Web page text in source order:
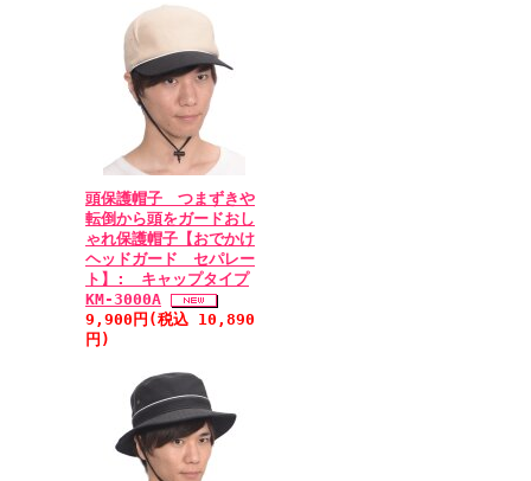
頭保護帽子 つまずきや
転倒から頭をガードおし
ゃれ保護帽子【おでかけ
ヘッドガード セパレー
ト】: キャップタイプ
KM-3000A
9,900円(税込 10,890
円)